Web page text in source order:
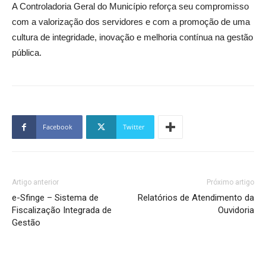
A Controladoria Geral do Município reforça seu compromisso
com a valorização dos servidores e com a promoção de uma
cultura de integridade, inovação e melhoria contínua na gestão
pública.
Facebook Twitter
Artigo anterior
e-Sfinge – Sistema de
Fiscalização Integrada de
Gestão
Próximo artigo
Relatórios de Atendimento da
Ouvidoria